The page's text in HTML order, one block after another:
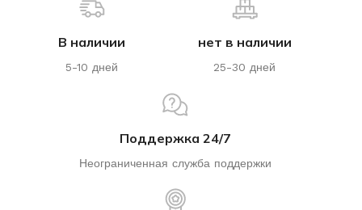
В наличии
5-10 дней
нет в наличии
25-30 дней
Поддержка 24/7
Неограниченная служба поддержки